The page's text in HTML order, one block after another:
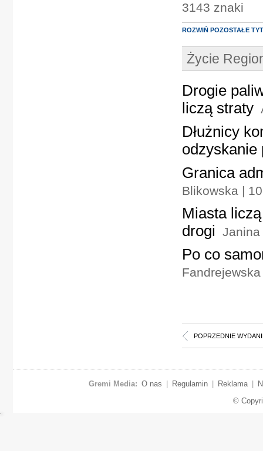
3143 znaki
ROZWIŃ POZOSTAŁE
Życie
Drogie
liczą straty
Dłużnicy
odzyskanie
Granica
Blikowska |
Miasta
drogi
Janina
Po co
POPRZEDNIE
Gremi Media: O nas Regulamin Reklama
©